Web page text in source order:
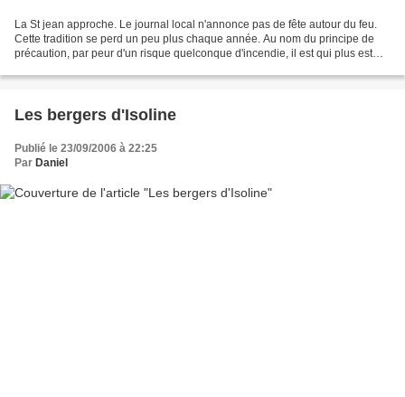
La St jean approche. Le journal local n'annonce pas de fête autour du feu.
Cette tradition se perd un peu plus chaque année. Au nom du principe de
précaution, par peur d'un risque quelconque d'incendie, il est qui plus est
Les bergers d'Isoline
Publié le 23/09/2006 à 22:25
Par Daniel